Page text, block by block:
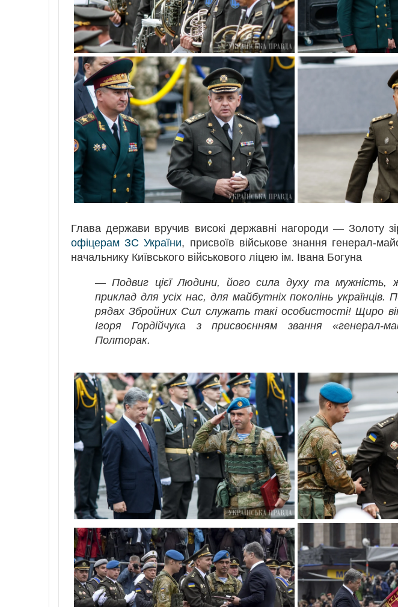
Глава держави вручив високі державні нагороди — Золоту
офіцерам ЗС України, присвоїв військове знання генерал-
начальнику Київського військового ліцею ім. Івана Богуна
— Подвиг цієї Людини, його сила духу та
приклад для усіх нас, для майбутніх поколінь
рядах Збройних Сил служать такі особистості! Щиро
Ігоря Гордійчука з присвоєнням звання
Полторак.